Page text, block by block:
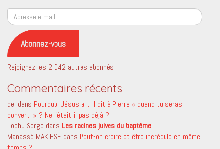
Adresse
e-
mail
Abonnez-vous
Rejoignez les 2 042 autres abonnés
Commentaires récents
del dans Pourquoi Jésus a-t-il dit à Pierre « quand tu seras
converti » ? Ne l’était-il pas déjà ?
Lochu Serge dans Les racines juives du baptême
Manassé MAKIESE dans Peut-on croire et être incrédule en même